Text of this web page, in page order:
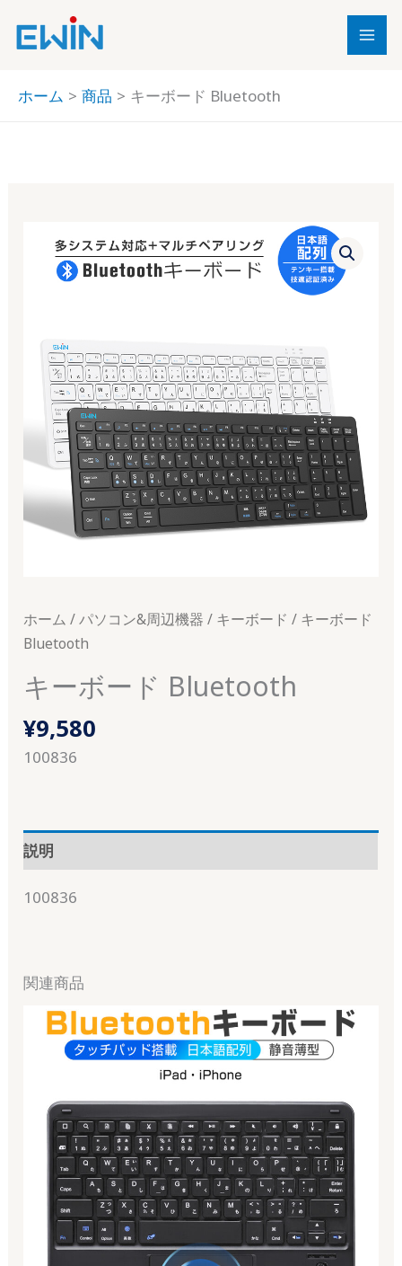
ホーム 商品 キーボード Bluetooth
ホーム /パソコン&周辺機器 / キーボード / キーボード
Bluetooth
キーボード Bluetooth
¥9,580
100836
説明
100836
関連商品